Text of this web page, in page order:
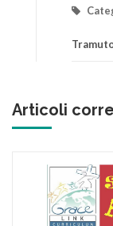
Articoli